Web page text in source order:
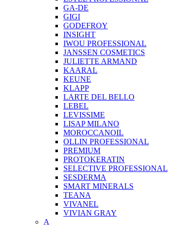
GA-DE
GIGI
GODEFROY
INSIGHT
IWOU PROFESSIONAL
JANSSEN COSMETICS
JULIETTE ARMAND
KAARAL
KEUNE
KLAPP
LARTE DEL BELLO
LEBEL
LEVISSIME
LISAP MILANO
MOROCCANOIL
OLLIN PROFESSIONAL
PREMIUM
PROTOKERATIN
SELECTIVE PROFESSIONAL
SESDERMA
SMART MINERALS
TEANA
VIVANEL
VIVIAN GRAY
A